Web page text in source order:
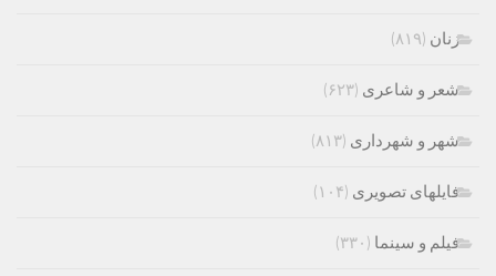
زنان (۸۱۹)
شعر و شاعری (۶۲۳)
شهر و شهرداری (۸۱۳)
فایلهای تصویری (۱۰۴)
فیلم و سینما (۳۳۰)